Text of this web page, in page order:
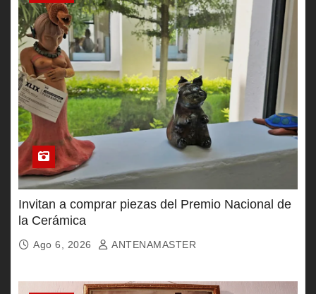
Invitan a comprar piezas del Premio Nacional de
la Cerámica
Ago 6, 2026 ANTENAMASTER